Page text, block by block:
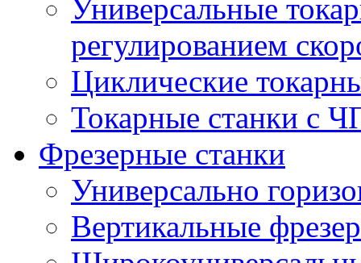
Универсальные
регулированием
Циклические
Токарные станки с
Фрезерные станки
Универсально
Вертикальные